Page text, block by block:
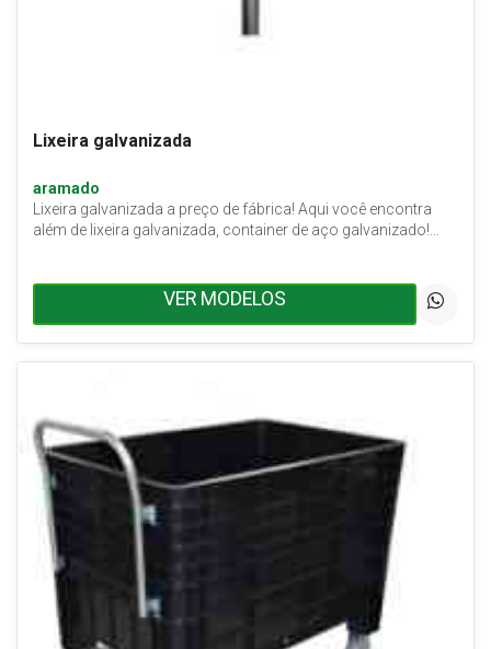
Lixeira galvanizada
aramado
Lixeira galvanizada a preço de fábrica! Aqui você encontra
além de lixeira galvanizada, container de aço galvanizado!…
VER MODELOS